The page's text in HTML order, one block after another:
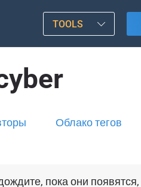
TOOLS
Облако тегов